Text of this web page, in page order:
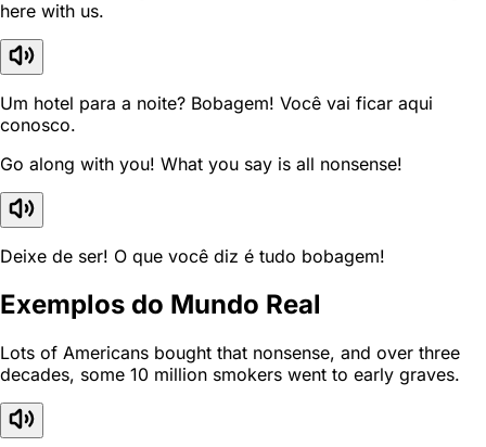
here with us.
Um hotel para a noite? Bobagem! Você vai ficar aqui
conosco.
Go along with you! What you say is all nonsense!
Deixe de ser! O que você diz é tudo bobagem!
Exemplos do Mundo Real
Lots of Americans bought that nonsense, and over three
decades, some 10 million smokers went to early graves.